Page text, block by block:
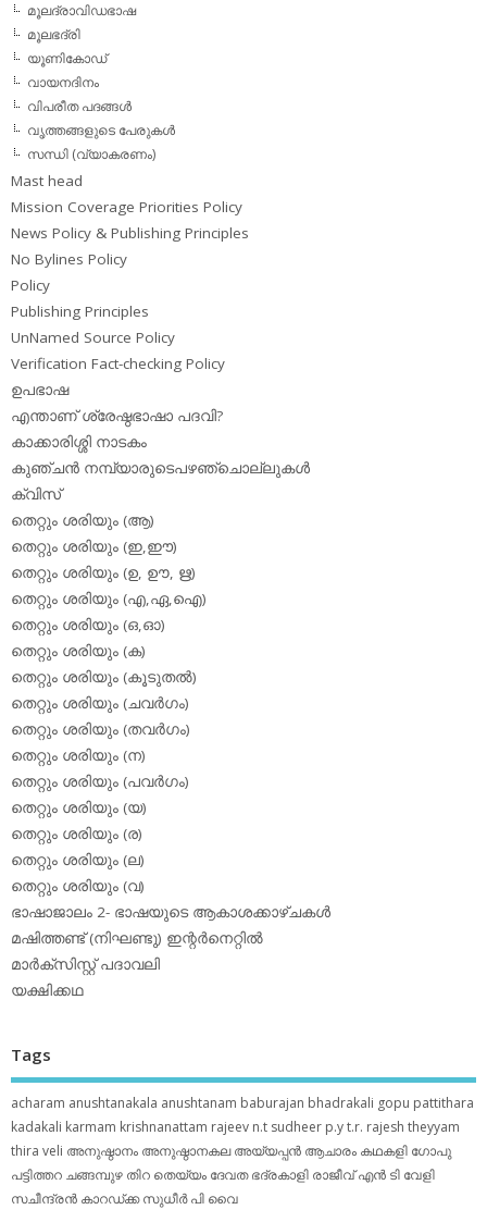
മൂലദ്രാവിഡഭാഷ
മൂലഭദ്രി
യൂണികോഡ്
വായനദിനം
വിപരീത പദങ്ങള്‍
വൃത്തങ്ങളുടെ പേരുകള്‍
സന്ധി (വ്യാകരണം)
Mast head
Mission Coverage Priorities Policy
News Policy & Publishing Principles
No Bylines Policy
Policy
Publishing Principles
UnNamed Source Policy
Verification Fact-checking Policy
ഉപഭാഷ
എന്താണ് ശ്രേഷ്ഠഭാഷാ പദവി?
കാക്കാരിശ്ശി നാടകം
കുഞ്ചന്‍ നമ്പ്യാരുടെപഴഞ്ചൊല്ലുകള്‍
ക്വിസ്
തെറ്റും ശരിയും (ആ)
തെറ്റും ശരിയും (ഇ,ഈ)
തെറ്റും ശരിയും (ഉ, ഊ, ഋ)
തെറ്റും ശരിയും (എ,ഏ,ഐ)
തെറ്റും ശരിയും (ഒ,ഓ)
തെറ്റും ശരിയും (ക)
തെറ്റും ശരിയും (കൂടുതല്‍)
തെറ്റും ശരിയും (ചവര്‍ഗം)
തെറ്റും ശരിയും (തവര്‍ഗം)
തെറ്റും ശരിയും (ന)
തെറ്റും ശരിയും (പവര്‍ഗം)
തെറ്റും ശരിയും (യ)
തെറ്റും ശരിയും (ര)
തെറ്റും ശരിയും (ല)
തെറ്റും ശരിയും (വ)
ഭാഷാജാലം 2- ഭാഷയുടെ ആകാശക്കാഴ്ചകള്‍
മഷിത്തണ്ട് (നിഘണ്ടു) ഇന്റര്‍നെറ്റില്‍
മാര്‍ക്‌സിസ്റ്റ് പദാവലി
യക്ഷിക്കഥ
Tags
acharam anushtanakala anushtanam baburajan bhadrakali gopu pattithara
kadakali karmam krishnanattam rajeev n.t sudheer p.yt.r. rajesh theyyam
thira veli അനുഷ്ഠാനം അനുഷ്ഠാനകല അയ്യപ്പന്‍ ആചാരം കഥകളി ഗോപു
പട്ടിത്തറ ചങ്ങമ്പുഴ തിറ തെയ്യം ദേവത ഭദ്രകാളി രാജീവ് എൻ ടി വേളി
സചീന്ദ്രന്‍ കാറഡ്ക്ക സുധീര്‍ പി വൈ